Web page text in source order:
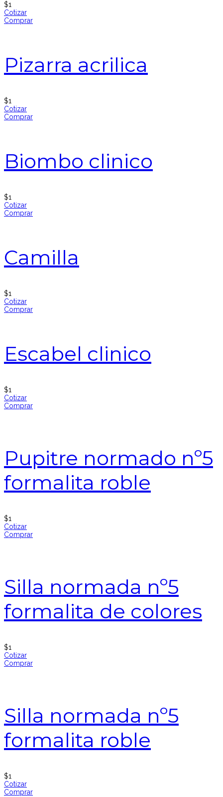
$1
Cotizar
Comprar
Pizarra acrilica
$1
Cotizar
Comprar
Biombo clinico
$1
Cotizar
Comprar
Camilla
$1
Cotizar
Comprar
Escabel clinico
$1
Cotizar
Comprar
Pupitre normado nº5
formalita roble
$1
Cotizar
Comprar
Silla normada nº5
formalita de colores
$1
Cotizar
Comprar
Silla normada nº5
formalita roble
$1
Cotizar
Comprar